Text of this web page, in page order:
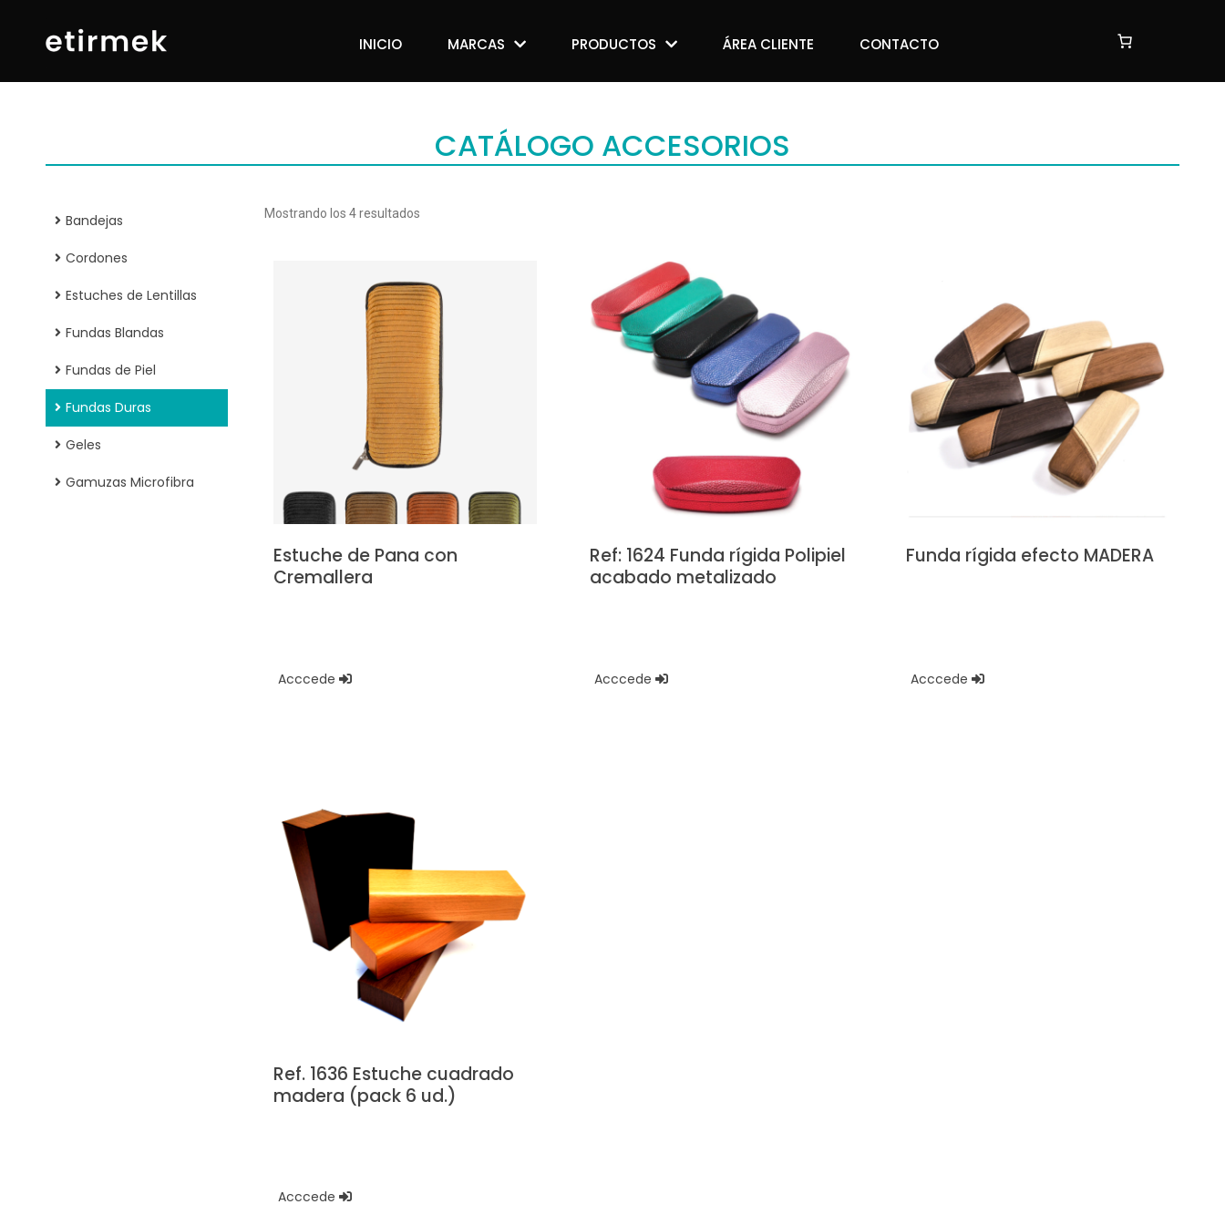
INICIO MARCAS PRODUCTOS ÁREA CLIENTE CONTACTO
CATÁLOGO ACCESORIOS
Bandejas
Cordones
Estuches de Lentillas
Fundas Blandas
Fundas de Piel
Fundas Duras
Geles
Gamuzas Microfibra
Mostrando los 4 resultados
Estuche de Pana con
Cremallera
Acccede
Ref: 1624 Funda rígida Polipiel
acabado metalizado
Acccede
Funda rígida efecto MADERA
Acccede
Ref. 1636 Estuche cuadrado
madera (pack 6 ud.)
Acccede
INICIO MARCAS PRODUCTOS ÁREA CLIENTE CONTACTO